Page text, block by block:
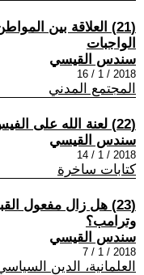
(21) العلاقة بين
الواجبات
سندس القيسي
2018 / 1 / 16
المجتمع المدني
(22) لعنة الله على الفيس بوك وأخواته وإخواته
سندس القيسي
2018 / 1 / 14
كتابات ساخرة
(23) هل زال مفعول
وترامب؟
سندس القيسي
2018 / 1 / 7
العلمانية، الدين